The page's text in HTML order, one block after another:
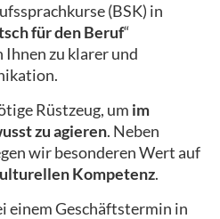
(BSK) in
für den Beruf“
zu klarer und
Rüstzeug, um im
zu agieren. Neben
wir besonderen Wert auf
Kompetenz.
einem Geschäftstermin in